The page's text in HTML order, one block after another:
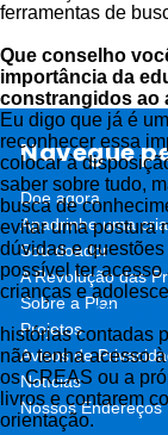
ferramentas de
Que conselho
importância da
constrangidos ao
Eu digo que já é
reconhecer essa
colocar à
saber sobre tudo,
busca de
evitar uma postura
dúvidas e
possível ter
crianças e
www.pipoefifi.org.br
histórias contadas
não tenha acesso
os CREAS ou a
livros e contarem
orientação.
Navegue
Doe agora
Apadrinhe uma
Sou doador
A Revolução das
Sobre a Plan
Projetos
Avisos de
Notícias
Nossos Endereços